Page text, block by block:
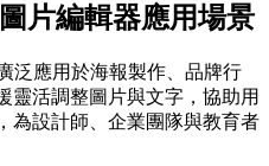
片編輯器應用場景
泛應用於海報製作、品牌行
靈活調整圖片與文字，協助用
為設計師、企業團隊與教育者